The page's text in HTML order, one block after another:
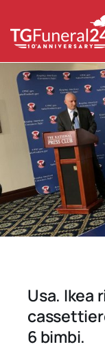
content
Usa. Ikea
6 bimbi.